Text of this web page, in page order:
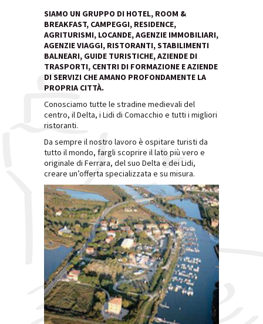
SIAMO UN GRUPPO DI HOTEL, ROOM &
BREAKFAST, CAMPEGGI, RESIDENCE,
AGRITURISMI, LOCANDE, AGENZIE IMMOBILIARI,
AGENZIE VIAGGI, RISTORANTI, STABILIMENTI
BALNEARI, GUIDE TURISTICHE, AZIENDE DI
TRASPORTI, CENTRI DI FORMAZIONE E AZIENDE
DI SERVIZI CHE AMANO PROFONDAMENTE LA
PROPRIA CITTÀ.
Conosciamo tutte le stradine medievali del
centro, il Delta, i Lidi di Comacchio e tutti i migliori
ristoranti.
Da sempre il nostro lavoro è ospitare turisti da
tutto il mondo, fargli scoprire il lato più vero e
originale di Ferrara, del suo Delta e dei Lidi,
creare un’offerta specializzata e su misura.